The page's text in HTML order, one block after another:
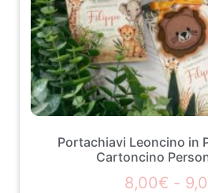
Portachiavi Leoncino in
Cartoncino
8,00€ -